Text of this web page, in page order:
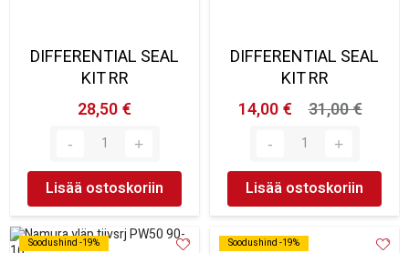
DIFFERENTIAL SEAL
KIT RR
28,50 €
Lisää ostoskoriin
DIFFERENTIAL SEAL
KIT RR
14,00 €
31,00 €
Lisää ostoskoriin
Soodushind -19%
Soodushind -19%
Soodushind -19%
Soodushind -19%